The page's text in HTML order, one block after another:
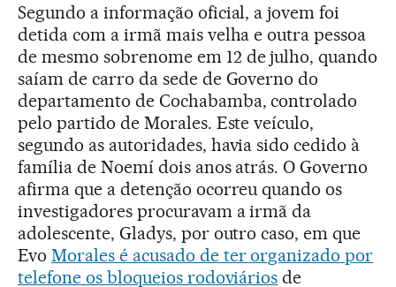
Segundo a informação oficial, a jovem foi
detida com a irmã mais velha e outra pessoa
de mesmo sobrenome em 12 de julho, quando
saíam de carro da sede de Governo do
departamento de Cochabamba, controlado
pelo partido de Morales. Este veículo,
segundo as autoridades, havia sido cedido à
família de Noemí dois anos atrás. O Governo
afirma que a detenção ocorreu quando os
investigadores procuravam a irmã da
adolescente, Gladys, por outro caso, em que
Evo Morales é acusado de ter organizado por
telefone os bloqueios rodoviários de